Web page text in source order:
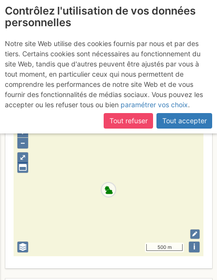
Cogne - Valnontey :
Sentiero dei Trol
Lundi 20 février
2017
Grand Paradis
⤢
+
–
500 m i
Contrôlez l'utilisation de vos données
personnelles
Notre site Web utilise des cookies fournis par nous et par des
tiers. Certains cookies sont nécessaires au fonctionnement du
site Web, tandis que d'autres peuvent être ajustés par vous à
tout moment, en particulier ceux qui nous permettent de
comprendre les performances de notre site Web et de vous
fournir des fonctionnalités de médias sociaux. Vous pouvez les
accepter ou les refuser tous ou bien paramétrer vos choix.
Tout refuser
Tout accepter